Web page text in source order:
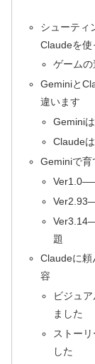
シューティ
Claudeを使
ゲームの
Geminiと
違います
Gemini
Claude
Geminiで
題
Claudeに
容
ビジュ
ました
ストー
した